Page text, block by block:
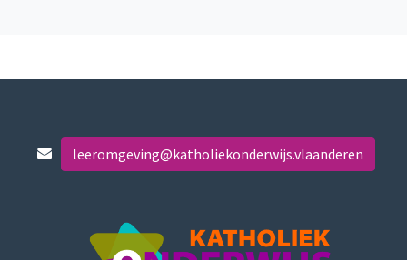
leeromgeving@katholiekonderwijs.vlaanderen